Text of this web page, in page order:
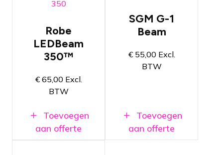
12x 40W
Multichips
8.200-lumen
lichtbron
Zoom range
60 graden
Robe
LEDBeam
350™
€65,00Excl.
BTW
Toevoegen
aan offerte
2.8º
openingshoek,
kleurenwiel
Stil in
SGM G-1
Beam
€55,00Excl.
BTW
Toevoegen
aan offerte